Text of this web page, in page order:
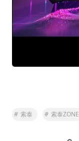
# 索泰 # 索泰ZONE